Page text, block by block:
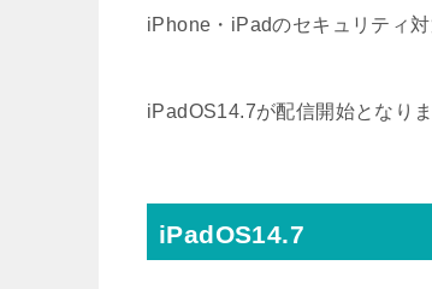
iPhone・iPadのセキュリティ
iPadOS14.7が配信開始となり
iPadOS14.7